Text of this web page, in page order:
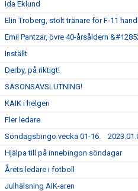
Ida Eklund
Elin Troberg, stolt tränare för F-11
Emil Pantzar, övre 40-årsåldern
Inställt
Derby, på riktigt!
SÄSONSAVSLUTNING!
KAIK i helgen
Fler ledare
Söndagsbingo vecka 01-16.
Hjälpa till på innebingon söndagar
Årets ledare i fotboll
Julhälsning AIK-aren